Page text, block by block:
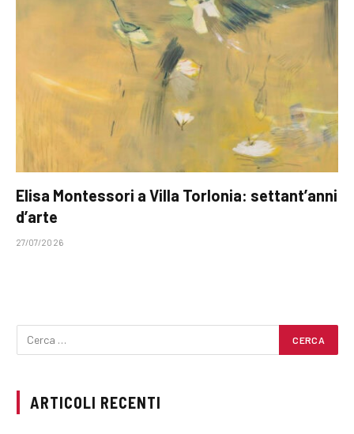
Elisa Montessori a Villa Torlonia: settant’anni
d’arte
27/07/2026
ARTICOLI RECENTI